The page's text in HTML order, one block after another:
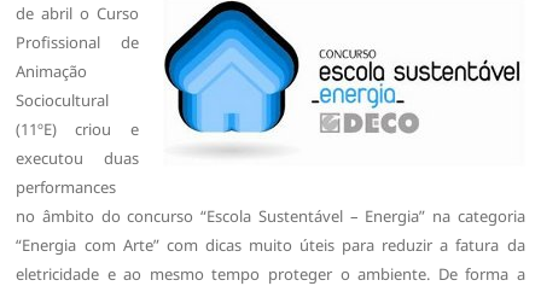
de abril o Curso
Profissional de
Animação
Sociocultural
(11ºE) criou e
executou duas
performances
no âmbito do concurso “Escola Sustentável – Energia” na categoria
“Energia com Arte” com dicas muito úteis para reduzir a fatura da
eletricidade e ao mesmo tempo proteger o ambiente. De forma a